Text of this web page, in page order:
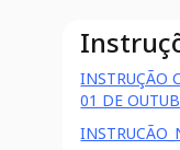
INSTRUÇÃO
01 DE